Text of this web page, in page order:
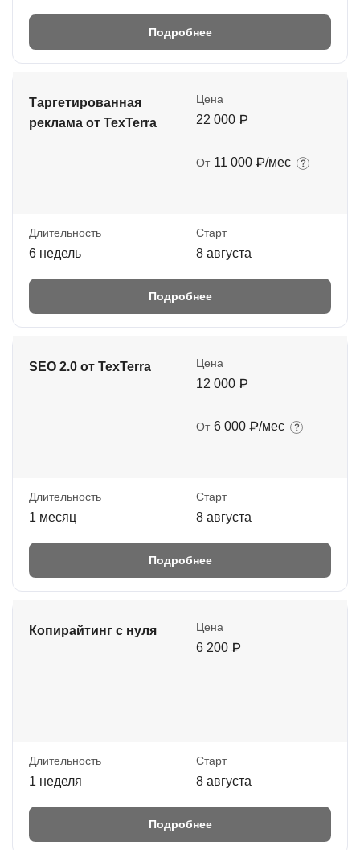
Подробнее
Таргетированная
реклама от TexTerra
Цена
22 000 ₽
От 11 000 ₽/мес
Длительность
6 недель
Старт
8 августа
Подробнее
SEO 2.0 от TexTerra Цена
12 000 ₽
От 6 000 ₽/мес
Длительность
1 месяц
Старт
8 августа
Подробнее
Копирайтинг с нуля Цена
6 200 ₽
Длительность
1 неделя
Старт
8 августа
Подробнее